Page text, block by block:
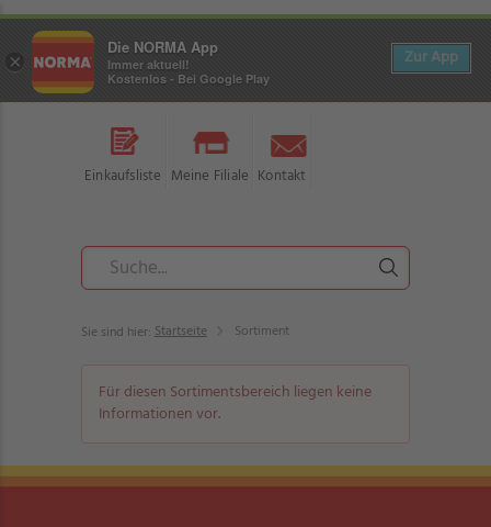
Einkaufsliste Meine Filiale Kontakt
Sie sind hier: Startseite Sortiment
Für diesen Sortimentsbereich liegen keine
Informationen vor.
×
Die NORMA App
Immer aktuell!
Kostenlos - Bei Google Play
Zur App